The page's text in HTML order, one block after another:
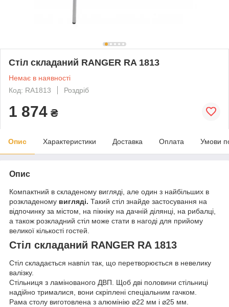
Стіл складаний RANGER RA 1813
Немає в наявності
Код: RA1813
Роздріб
1 874 ₴
Опис Характеристики Доставка Оплата Умови
Опис
Компактний в складеному вигляді, але один з найбільших в
розкладеному вигляді. Такий стіл знайде застосування на
відпочинку за містом, на пікніку на дачній ділянці, на рибалці,
а також розкладний стіл може стати в нагоді для прийому
великої кількості гостей.
Стіл складаний RANGER RA 1813
Стіл складається навпіл так, що перетворюється в невелику
валізку.
Стільниця з ламінованого ДВП. Щоб дві половини стільниці
надійно трималися, вони скріплені спеціальним гачком.
Рама столу виготовлена з алюмінію ⌀22 мм і ⌀25 мм.